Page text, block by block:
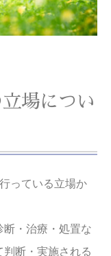
場につい
っている立場か
断・治療・処置な
断・実施される